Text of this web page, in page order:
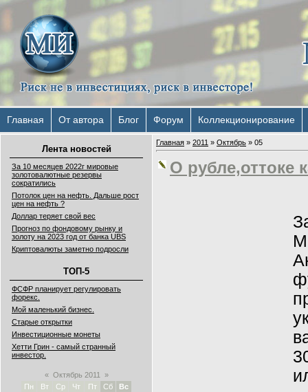
Главная От автора Блог Форум Коллекционирование
Лента новостей
За 10 месяцев 2022г мировые
золотовалютные резервы
сократились
Потолок цен на нефть. Дальше рост
цен на нефть ?
Доллар теряет свой вес
Прогноз по фондовому рынку и
золоту на 2023 год от банка UBS
Криптовалюты заметно подросли
ТОП-5
ФСФР планирует регулировать
форекс.
Мой маленький бизнес.
Старые открытки
Инвестиционные монеты
Хетти Грин - самый странный
инвестор.
« Октябрь 2011
»
Пн
Вт Ср Чт Пт Сб
Вс
Главная » 2011 » Октябрь » 05
О рубле,оттоке